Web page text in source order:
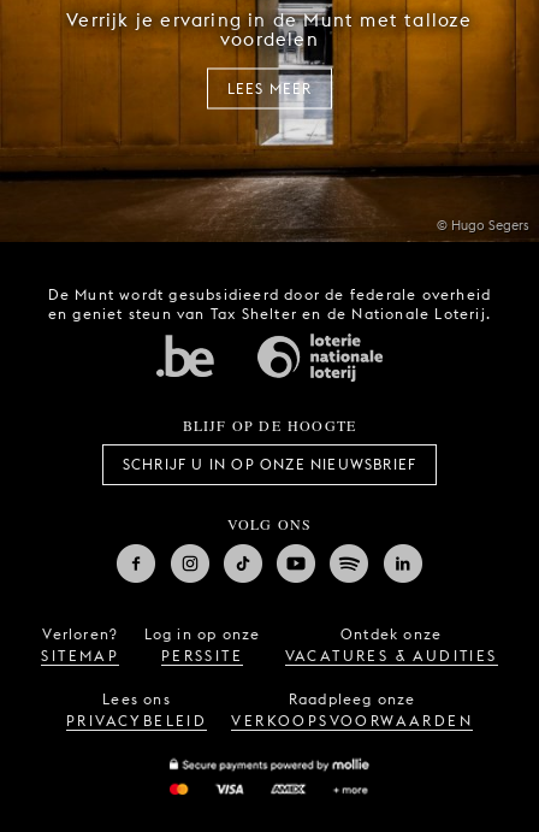
© Hugo Segers
Verrijk je ervaring in de Munt met talloze
voordelen
LEES MEER
De Munt wordt gesubsidieerd door de federale overheid
en geniet steun van Tax Shelter en de Nationale Loterij.
BLIJF OP DE HOOGTE
SCHRIJF U IN OP ONZE NIEUWSBRIEF
VOLG ONS
Verloren?
SITEMAP
Log in op onze
PERSSITE
Ontdek onze
VACATURES & AUDITIES
Lees ons
PRIVACYBELEID
Raadpleeg onze
VERKOOPSVOORWAARDEN